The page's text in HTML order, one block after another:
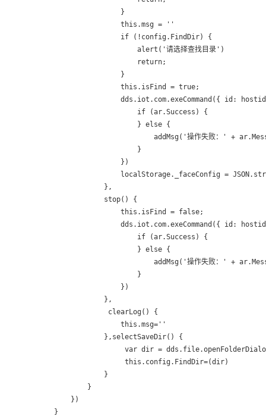
                        }
                        this.msg = ''
                        if (!config.FindDir) {
                            alert('请选择查找目录')
                            return;
                        }
                        this.isFind = true;
dds.iot.com.exeCommand({ id:
                            if (ar.Success) {
                            } else {
addMsg('操作失败：' +
                            }
                        })
localStorage._faceConfig =
                    },
                    stop() {
                        this.isFind = false;
dds.iot.com.exeCommand({ id:
                            if (ar.Success) {
                            } else {
addMsg('操作失败：' +
                            }
                        })
                    },
                     clearLog() {
                        this.msg=''
                    },selectSaveDir() {
var dir =
                         this.config.FindDir=(dir)
                    }
                }
            })
        }